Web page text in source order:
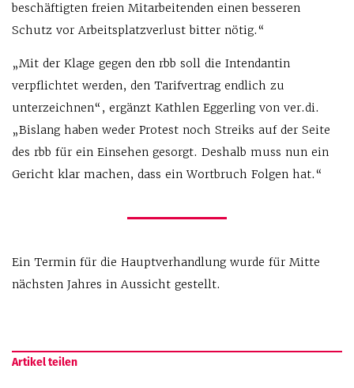
beschäftigten freien Mitarbeitenden einen besseren
Schutz vor Arbeitsplatzverlust bitter nötig.“
„Mit der Klage gegen den rbb soll die Intendantin
verpflichtet werden, den Tarifvertrag endlich zu
unterzeichnen“, ergänzt Kathlen Eggerling von ver.di.
„Bislang haben weder Protest noch Streiks auf der Seite
des rbb für ein Einsehen gesorgt. Deshalb muss nun ein
Gericht klar machen, dass ein Wortbruch Folgen hat.“
Ein Termin für die Hauptverhandlung wurde für Mitte
nächsten Jahres in Aussicht gestellt.
Artikel teilen